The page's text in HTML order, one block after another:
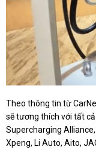
Theo thông tin từ
sẽ tương thích với tất
Supercharging
Xpeng, Li Auto, Aito,